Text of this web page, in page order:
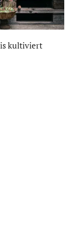
kultiviert